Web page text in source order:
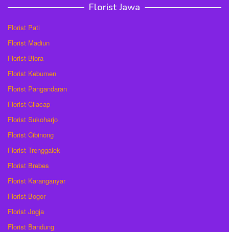
Florist Jawa
Florist Pati
Florist Madiun
Florist Blora
Florist Kebumen
Florist Pangandaran
Florist Cilacap
Florist Sukoharjo
Florist Cibinong
Florist Trenggalek
Florist Brebes
Florist Karanganyar
Florist Bogor
Florist Jogja
Florist Bandung